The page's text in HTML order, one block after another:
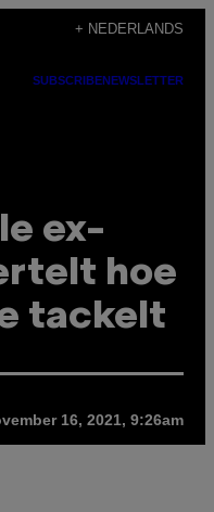
+ NEDERLANDS
SUBSCRIBENEWSLETTER
ex-
hoe
tackelt
16, 2021, 9:26am